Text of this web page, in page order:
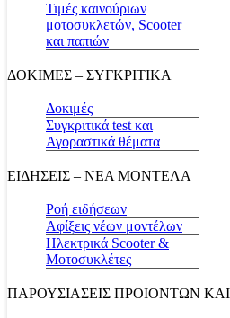
Τιμές καινούριων
μοτοσυκλετών, Scooter
και παπιών
ΔΟΚΙΜΕΣ – ΣΥΓΚΡΙΤΙΚΑ
Δοκιμές
Συγκριτικά test και
Αγοραστικά θέματα
ΕΙΔΗΣΕΙΣ – ΝΕΑ ΜΟΝΤΕΛΑ
Ροή ειδήσεων
Αφίξεις νέων μοντέλων
Ηλεκτρικά Scooter &
Μοτοσυκλέτες
ΠΑΡΟΥΣΙΑΣΕΙΣ ΠΡΟΙΟΝΤΩΝ